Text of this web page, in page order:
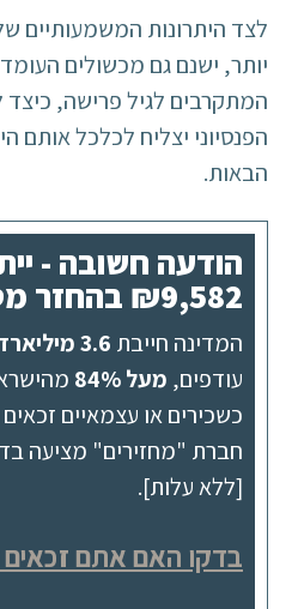
לצד היתרונות המשמעותיים
יותר, ישנם גם מכשולים
המתקרבים לגיל פרישה, כיצד
הפנסיוני יצליח לכלכל אותם
הבאות.
הודעה חשובה -
₪9,582 בהחזר מס!
המדינה חייבת 3.6 מיליארד
עודפים, מעל 84%
כשכירים או עצמאיים
חברת "מחזירים" מציעה
[ללא עלות].
בדקו האם אתם